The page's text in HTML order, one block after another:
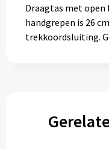
Verpakkingen
Pashouders
Draagtas met open
handgrepen is 26
trekkoordsluiting.